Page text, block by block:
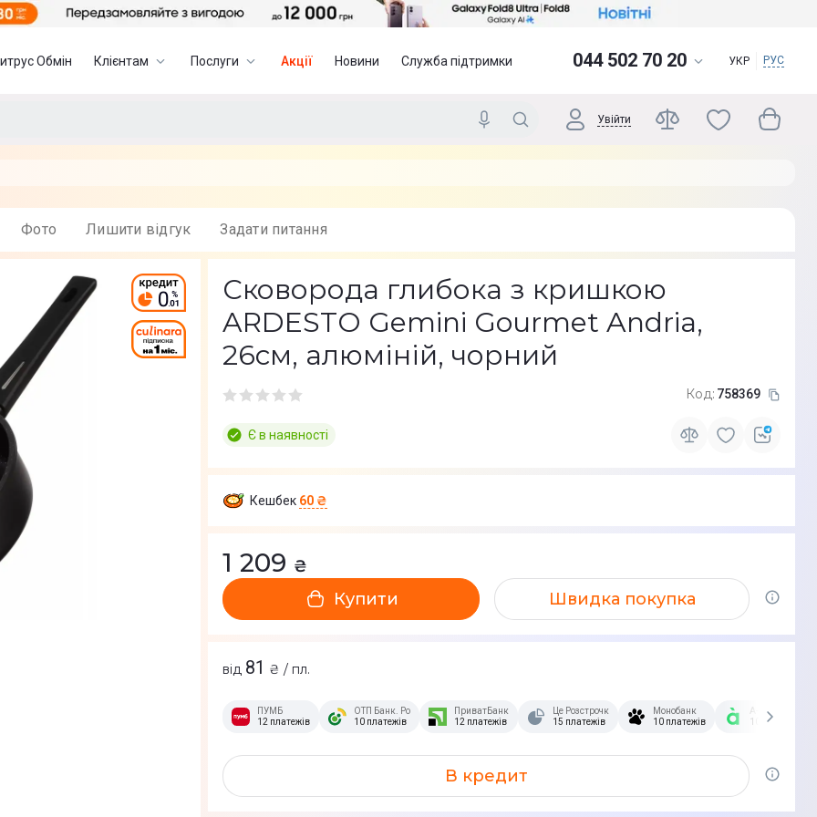
Обмін Клієнтам Послуги Акції Новини Служба підтримки 044 502 70 20 УКР РУС
Увійти
Фото Лишити вiдгук Задати питання
Сковорода глибока з кришкою
ARDESTO Gemini Gourmet Andria,
26см, алюміній, чорний
Код: 758369
Є в наявності
Кешбек 60 ₴
1 209 ₴
Купити Швидка покупка
від 81 ₴ / пл.
ПУМБ
12 платежів
ОТП Банк. Розстрочка Скибочка.
10 платежів
ПриватБанк
12 платежів
Це Розстрочка
15 платежів
Монобанк
10 платежів
А-Банк
10 платежів
В кредит